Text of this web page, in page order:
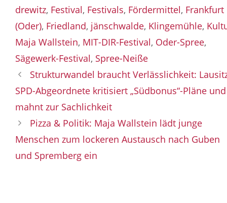
drewitz, Festival, Festivals, Fördermittel, Frankfurt
(Oder), Friedland, jänschwalde, Klingemühle,
Maja Wallstein, MIT-DIR-Festival, Oder-Spree,
Sägewerk-Festival, Spree-Neiße
Strukturwandel braucht Verlässlichkeit:
SPD-Abgeordnete kritisiert „Südbonus“-Pläne und
mahnt zur Sachlichkeit
Pizza & Politik: Maja Wallstein lädt junge
Menschen zum lockeren Austausch nach Guben
und Spremberg ein